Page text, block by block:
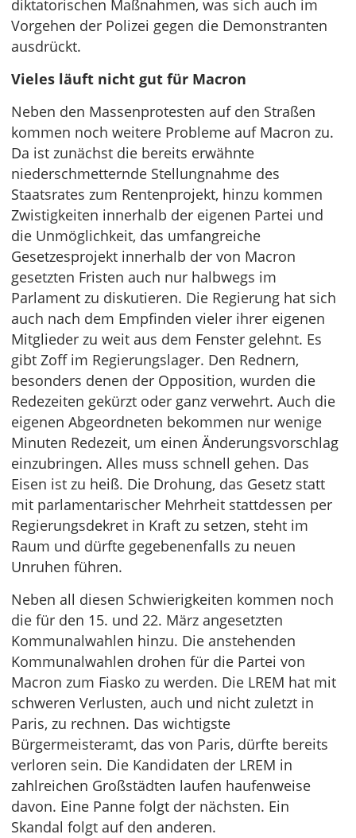
diktatorischen Maßnahmen, was sich auch im
Vorgehen der Polizei gegen die Demonstranten
ausdrückt.
Vieles läuft nicht gut für Macron
Neben den Massenprotesten auf den Straßen
kommen noch weitere Probleme auf Macron zu.
Da ist zunächst die bereits erwähnte
niederschmetternde Stellungnahme des
Staatsrates zum Rentenprojekt, hinzu kommen
Zwistigkeiten innerhalb der eigenen Partei und
die Unmöglichkeit, das umfangreiche
Gesetzesprojekt innerhalb der von Macron
gesetzten Fristen auch nur halbwegs im
Parlament zu diskutieren. Die Regierung hat sich
auch nach dem Empfinden vieler ihrer eigenen
Mitglieder zu weit aus dem Fenster gelehnt. Es
gibt Zoff im Regierungslager. Den Rednern,
besonders denen der Opposition, wurden die
Redezeiten gekürzt oder ganz verwehrt. Auch die
eigenen Abgeordneten bekommen nur wenige
Minuten Redezeit, um einen Änderungsvorschlag
einzubringen. Alles muss schnell gehen. Das
Eisen ist zu heiß. Die Drohung, das Gesetz statt
mit parlamentarischer Mehrheit stattdessen per
Regierungsdekret in Kraft zu setzen, steht im
Raum und dürfte gegebenenfalls zu neuen
Unruhen führen.
Neben all diesen Schwierigkeiten kommen noch
die für den 15. und 22. März angesetzten
Kommunalwahlen hinzu. Die anstehenden
Kommunalwahlen drohen für die Partei von
Macron zum Fiasko zu werden. Die LREM hat mit
schweren Verlusten, auch und nicht zuletzt in
Paris, zu rechnen. Das wichtigste
Bürgermeisteramt, das von Paris, dürfte bereits
verloren sein. Die Kandidaten der LREM in
zahlreichen Großstädten laufen haufenweise
davon. Eine Panne folgt der nächsten. Ein
Skandal folgt auf den anderen.